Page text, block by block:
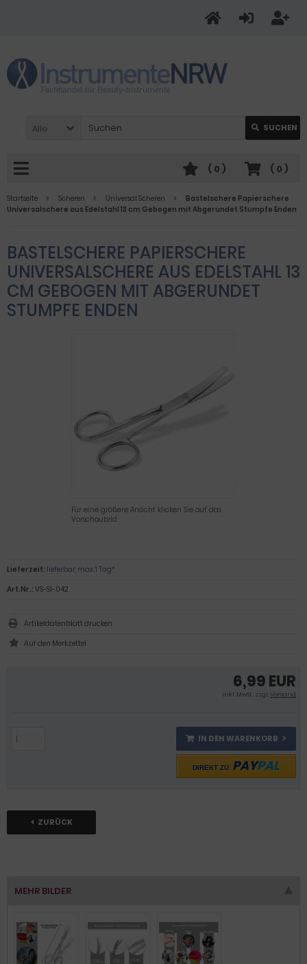
Alle SUCHEN
( 0 )
( 0 )
Startseite Scheren Universal Scheren
Bastelschere Papierschere
Universalschere aus Edelstahl 13 cm Gebogen mit Abgerundet Stumpfe Enden
BASTELSCHERE PAPIERSCHERE
UNIVERSALSCHERE AUS EDELSTAHL 13
CM GEBOGEN MIT ABGERUNDET
STUMPFE ENDEN
Für eine größere Ansicht klicken Sie auf das
Vorschaubild
6,99 EUR
inkl .MwSt., zzgl.Versand
IN DEN WARENKORB
DIREKT ZU PAYPAL
ZURÜCK
Lieferzeit: lieferbar, max. 1 Tag*
Art.Nr.: VS-SI-042
Artikeldatenblatt drucken
MEHR BILDER